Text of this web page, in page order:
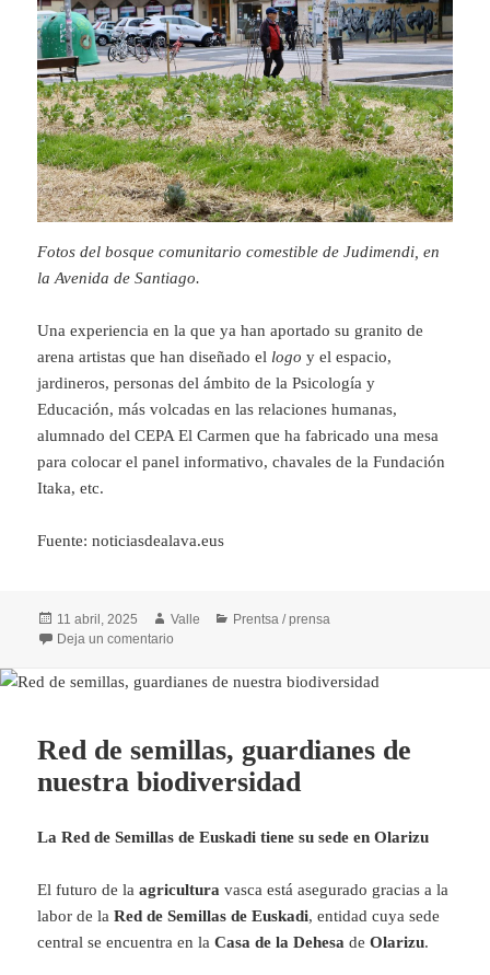
Fotos del bosque comunitario comestible de Judimendi, en
la Avenida de Santiago.
Una experiencia en la que ya han aportado su granito de
arena artistas que han diseñado el logo y el espacio,
jardineros, personas del ámbito de la Psicología y
Educación, más volcadas en las relaciones humanas,
alumnado del CEPA El Carmen que ha fabricado una mesa
para colocar el panel informativo, chavales de la Fundación
Itaka, etc.
Fuente: noticiasdealava.eus
Publicado
el
11 abril, 2025 Autor
Valle Categorías
Prentsa / prensa
Deja un comentario
Red de semillas, guardianes de
nuestra biodiversidad
La Red de Semillas de Euskadi tiene su sede en Olarizu
El futuro de laagricultura vasca está asegurado gracias a la
labor de laRed de Semillas de Euskadi, entidad cuya sede
central se encuentra en laCasa de la Dehesa deOlarizu.